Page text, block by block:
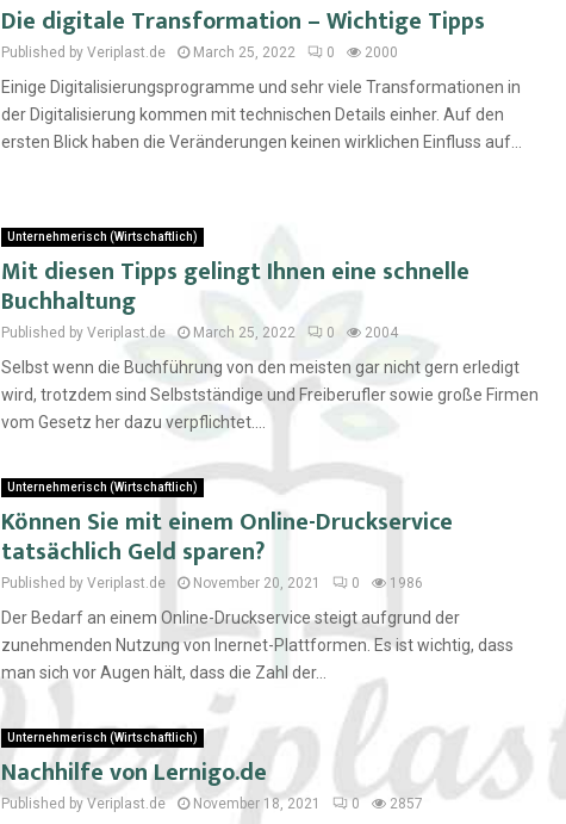
Die digitale Transformation – Wichtige Tipps
Published by Veriplast.de March 25, 2022 0 2000
Einige Digitalisierungsprogramme und sehr viele Transformationen in
der Digitalisierung kommen mit technischen Details einher. Auf den
ersten Blick haben die Veränderungen keinen wirklichen Einfluss auf...
Unternehmerisch (Wirtschaftlich)
Mit diesen Tipps gelingt Ihnen eine schnelle
Buchhaltung
Published by Veriplast.de March 25, 2022 0 2004
Selbst wenn die Buchführung von den meisten gar nicht gern erledigt
wird, trotzdem sind Selbstständige und Freiberufler sowie große Firmen
vom Gesetz her dazu verpflichtet....
Unternehmerisch (Wirtschaftlich)
Können Sie mit einem Online-Druckservice
tatsächlich Geld sparen?
Published by Veriplast.de November 20, 2021 0 1986
Der Bedarf an einem Online-Druckservice steigt aufgrund der
zunehmenden Nutzung von Inernet-Plattformen. Es ist wichtig, dass
man sich vor Augen hält, dass die Zahl der...
Unternehmerisch (Wirtschaftlich)
Nachhilfe von Lernigo.de
Published by Veriplast.de November 18, 2021 0 2857